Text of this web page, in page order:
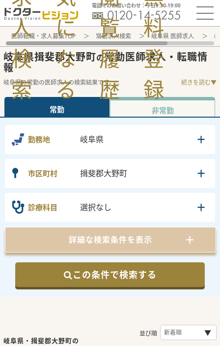
電話でのお問い合わせ：平日9:30-19:00
人
検
索
に
な
る
覧
履
歴
料
登
録
医師転職・求人募集TOP 常勤求人検索 岐阜県 医師求人
岐阜県揖斐郡大野町の常勤医師求人・転職情
報
岐阜県の常勤の医師求人の検索結果です。... 続きを読む▼
常勤 非常勤
勤務地 岐阜県
市区町村 揖斐郡大野町
診療科目 選択なし
詳細な検索条件を表示
この条件で検索する
岐阜県・揖斐郡大野町の
並び順